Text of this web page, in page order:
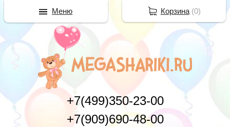
+7(499)350-23-00
+7(909)690-48-00
Корзина(0)
Меню